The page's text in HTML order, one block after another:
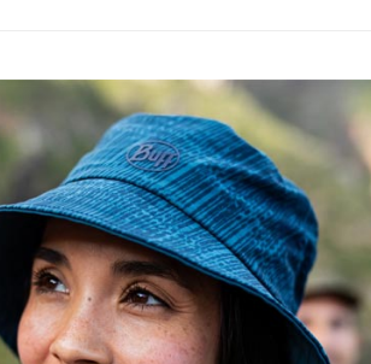
【注意事項】
１．透過由恩沛科技股份有限公司提供之「AFTEE先享
交易，需依本服務之必要範圍內提供個人資料，並將交
求債權轉讓予恩沛科技股份有限公司。
２．關於個人資料處理事宜，請瀏覽以下網址：
https://aftee.tw/terms/#terms3
３．未成年的使用者請事先徵得法定代理人或監護人之同
「AFTEE先享後付」，若未經同意申辦者引起之損失，
任。
４．使用「AFTEE先享後付」時，將依據個別帳號之用
即時審查核予不同之上限額度；若仍有額度不足之情形
結果請求用戶進行身份認證。